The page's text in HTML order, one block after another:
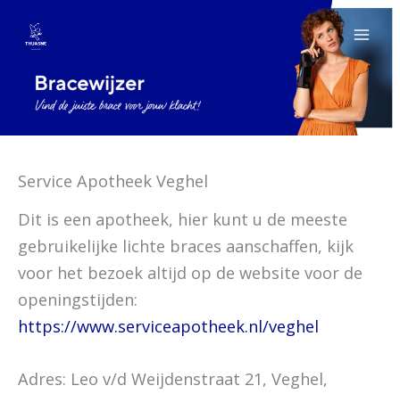
naar
inhoud
Service Apotheek Veghel
Dit is een apotheek, hier kunt u de meeste
gebruikelijke lichte braces aanschaffen, kijk
voor het bezoek altijd op de website voor de
openingstijden:
https://www.serviceapotheek.nl/veghel
Adres: Leo v/d Weijdenstraat 21, Veghel,